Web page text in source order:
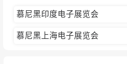
慕尼黑印度电子展览会
慕尼黑上海电子展览会